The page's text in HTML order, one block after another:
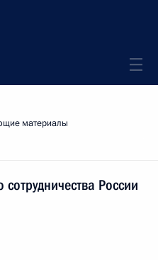
материалы
России